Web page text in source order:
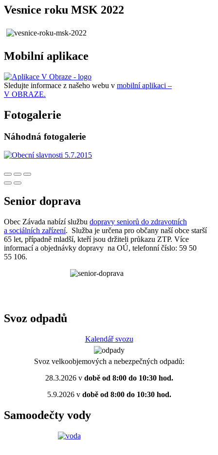
Vesnice roku MSK 2022
Mobilní aplikace
Sledujte informace z našeho webu v mobilní aplikaci –
V OBRAZE.
Fotogalerie
Náhodná fotogalerie
Senior doprava
Obec Závada nabízí službu dopravy seniorů do zdravotních
a sociálních zařízení. Služba je určena pro občany naší obce starší
65 let, případně mladší, kteří jsou držiteli průkazu ZTP. Více
informací a objednávky dopravy na OÚ, telefonní číslo: 59 50
55 106.
Svoz odpadů
Kalendář svozu
Svoz velkoobjemových a nebezpečných odpadů:
28.3.2026 vdobě od 8:00 do 10:30 hod.
5.9.2026 vdobě od 8:00 do 10:30 hod.
Samoodečty vody